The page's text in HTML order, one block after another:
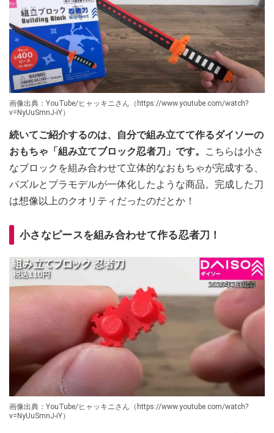
画像出典：YouTube/ヒャッキニさん（https://www.youtube.com/watch?
v=NyUuSmnJ-iY）
続いてご紹介するのは、自分で組み立てて作るダイソーの
おもちゃ「組み立てブロック忍者刀」です。
こちらは小さ
なブロックを組み合わせて立体的なおもちゃが完成する、
パズルとプラモデルが一体化したような商品。完成した刀
は想像以上のクオリティだったのだとか！
小さなピースを組み合わせて作る忍者刀！
画像出典：YouTube/ヒャッキニさん（https://www.youtube.com/watch?
v=NyUuSmnJ-iY）